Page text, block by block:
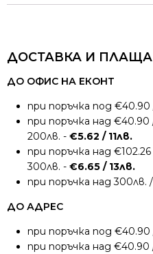
ДОСТАВКА И
ДО ОФИС НА ЕКОНТ
при поръчка под €40.90
при поръчка над €40.90
200лв. - €5.62 / 11лв.
при поръчка над
300лв. - €6.65 / 13лв.
при поръчка над 300лв.
ДО АДРЕС
при поръчка под €40.90
при поръчка над €40.90